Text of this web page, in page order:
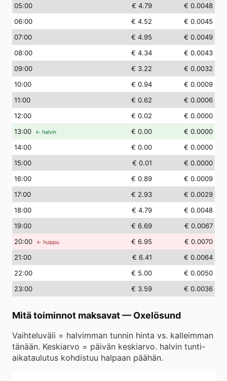
05:00 € 4.79
€ 0.0048
06:00 € 4.52
€ 0.0045
07:00 € 4.95
€ 0.0049
08:00 € 4.34
€ 0.0043
09:00 € 3.22
€ 0.0032
10:00 € 0.94
€ 0.0009
11:00 € 0.62
€ 0.0006
12:00 € 0.02
€ 0.0000
13:00 ← halvin € 0.00
€ 0.0000
14:00 € 0.00
€ 0.0000
15:00 € 0.01
€ 0.0000
16:00 € 0.89
€ 0.0009
17:00 € 2.93
€ 0.0029
18:00 € 4.79
€ 0.0048
19:00 € 6.69
€ 0.0067
20:00 ← huippu € 6.95
€ 0.0070
21:00 € 6.41
€ 0.0064
22:00 € 5.00
€ 0.0050
23:00 € 3.59 € 0.0036
Mitä toiminnot maksavat— Oxelösund
Vaihteluväli = halvimman tunnin hinta vs. kalleimman
tänään. Keskiarvo = päivän keskiarvo. halvin tunti-
aikataulutus kohdistuu halpaan päähän.